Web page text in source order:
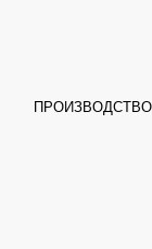
ПРОИЗВОДСТВО